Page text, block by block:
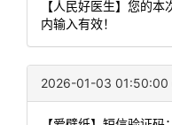
【人民好医生】您的
内输入有效！
2026-01-03 01:50:00